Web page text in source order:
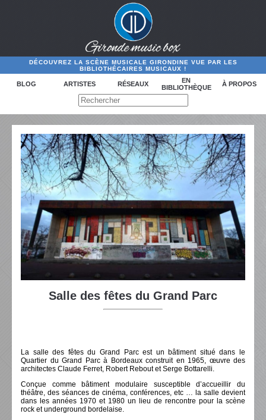
DÉCOUVREZ LA SCÈNE MUSICALE GIRONDINE VUE PAR LES
BIBLIOTHÉCAIRES MUSICAUX !
BLOG ARTISTES RÉSEAUX
EN
BIBLIOTHÈQUE
À PROPOS
Salle des fêtes du Grand Parc
La salle des fêtes du Grand Parc est un bâtiment situé dans le
Quartier du Grand Parc à Bordeaux construit en 1965, œuvre des
architectes Claude Ferret, Robert Rebout et Serge Bottarelli.
Conçue comme bâtiment modulaire susceptible d’accueillir du
théâtre, des séances de cinéma, conférences, etc … la salle devient
dans les années 1970 et 1980 un lieu de rencontre pour la scène
rock et underground bordelaise.